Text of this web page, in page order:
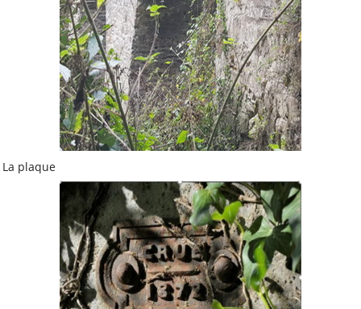
Fédérations
FFCK - Kpi
La Ligue 44 - FAL 44
La Ligue de
l'enseignement
La Ligue de
l'enseignement - PdL
UFOLEP
UFOLEP44
La plaque